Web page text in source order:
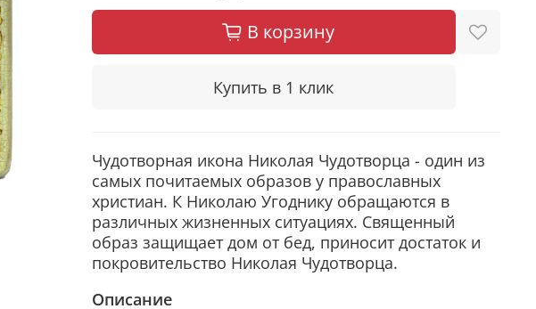
В корзину
Купить в 1 клик
Чудотворная икона Николая Чудотворца - один из
самых почитаемых образов у православных
христиан. К Николаю Угоднику обращаются в
различных жизненных ситуациях. Священный
образ защищает дом от бед, приносит достаток и
покровительство Николая Чудотворца.
Описание